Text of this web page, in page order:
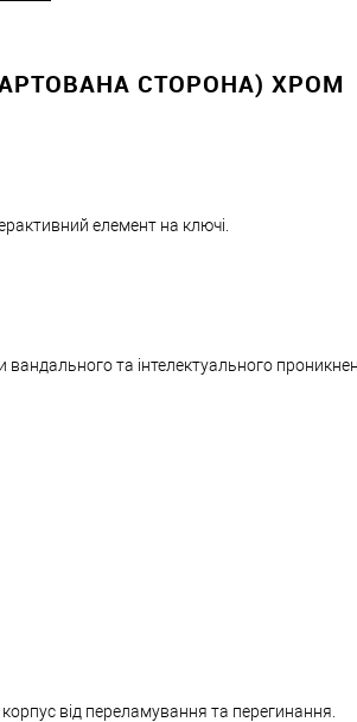
ГАРТОВАНА СТОРОНА) ХРОМ
елемент на ключі.
та інтелектуального
від переламування та перегинання.